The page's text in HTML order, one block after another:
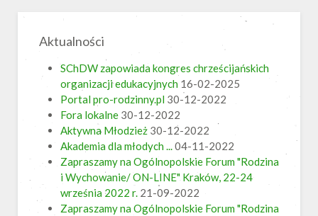
Aktualności
SChDW zapowiada kongres chrześcijańskich
organizacji edukacyjnych 16-02-2025
Portal pro-rodzinny.pl 30-12-2022
Fora lokalne 30-12-2022
Aktywna Młodzież 30-12-2022
Akademia dla młodych ...04-11-2022
Zapraszamy na Ogólnopolskie Forum "Rodzina
i Wychowanie/ ON-LINE" Kraków, 22-24
września 2022 r. 21-09-2022
Zapraszamy na Ogólnopolskie Forum "Rodzina